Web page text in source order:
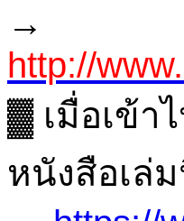
→
http://
▓ เมื่อเข้า
หนังสือเล่